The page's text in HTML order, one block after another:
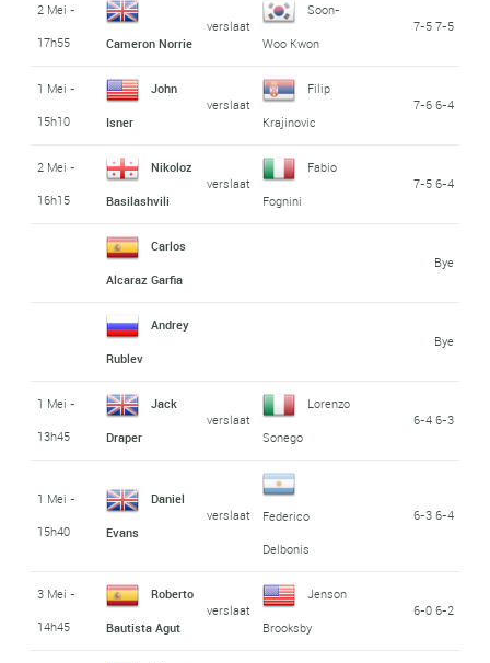
2 Mei -
17h55
Cameron Norrie
verslaat
Soon-
Woo Kwon
7-5 7-5
1 Mei -
15h10
John
Isner
verslaat
Filip
Krajinovic
7-6 6-4
2 Mei -
16h15
Nikoloz
Basilashvili
verslaat
Fabio
Fognini
7-5 6-4
Carlos
Alcaraz Garfia
Bye
Andrey
Rublev
Bye
1 Mei -
13h45
Jack
Draper
verslaat
Lorenzo
Sonego
6-4 6-3
1 Mei -
15h40
Daniel
Evans
verslaat
Federico
Delbonis
6-3 6-4
3 Mei -
14h45
Roberto
Bautista Agut
verslaat
Jenson
Brooksby
6-0 6-2